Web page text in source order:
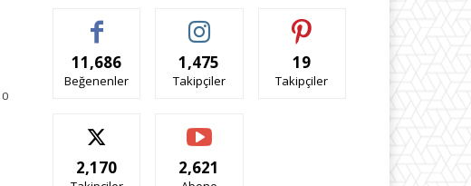
0
11,686
Beğenenler
1,475
Takipçiler
19
Takipçiler
2,170 2,621